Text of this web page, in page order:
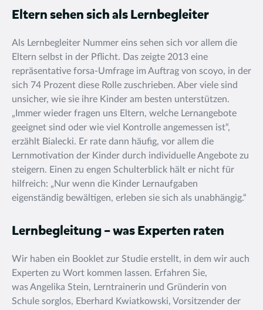
Eltern sehen sich als Lernbegleiter
Als Lernbegleiter Nummer eins sehen sich vor allem die
Eltern selbst in der Pflicht. Das zeigte 2013 eine
repräsentative forsa-Umfrage im Auftrag von scoyo, in der
sich 74 Prozent diese Rolle zuschrieben. Aber viele sind
unsicher, wie sie ihre Kinder am besten unterstützen.
„Immer wieder fragen uns Eltern, welche Lernangebote
geeignet sind oder wie viel Kontrolle angemessen ist“,
erzählt Bialecki. Er rate dann häufig, vor allem die
Lernmotivation der Kinder durch individuelle Angebote zu
steigern. Einen zu engen Schulterblick hält er nicht für
hilfreich: „Nur wenn die Kinder Lernaufgaben
eigenständig bewältigen, erleben sie sich als unabhängig.“
Lernbegleitung – was Experten raten
Wir haben ein Booklet zur Studie erstellt, in dem wir auch
Experten zu Wort kommen lassen. Erfahren Sie,
was Angelika Stein, Lerntrainerin und Gründerin von
Schule sorglos, Eberhard Kwiatkowski, Vorsitzender der